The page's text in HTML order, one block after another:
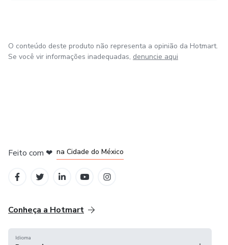
O conteúdo deste produto não representa a opinião da Hotmart.
Se você vir informações inadequadas, denuncie aqui
Feito com ❤ na Cidade do México
Conheça a Hotmart
Idioma